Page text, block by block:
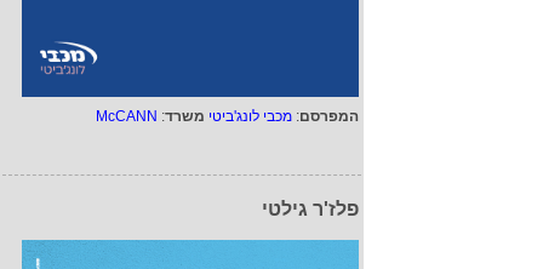
המפרסם: מכבי לונג'ביטי משרד:
McCANN
פלז'ר גילטי